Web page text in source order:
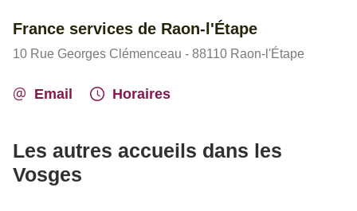
France services de Raon-l'Étape
10 Rue Georges Clémenceau - 88110 Raon-l'Étape
Email Horaires
Les autres accueils dans les
Vosges